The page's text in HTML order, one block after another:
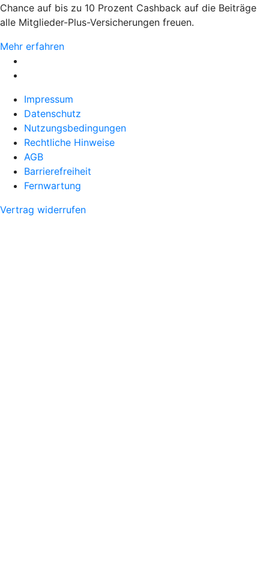
Chance auf bis zu 10 Prozent Cashback auf die Beiträge
alle Mitglieder-Plus-Versicherungen freuen.
Mehr erfahren
Impressum
Datenschutz
Nutzungsbedingungen
Rechtliche Hinweise
AGB
Barrierefreiheit
Fernwartung
Vertrag widerrufen